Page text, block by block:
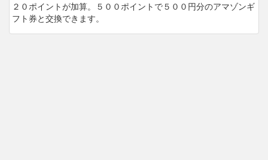
２０ポイントが加算。５００ポイントで５００円分のアマゾンギ
フト券と交換できます。